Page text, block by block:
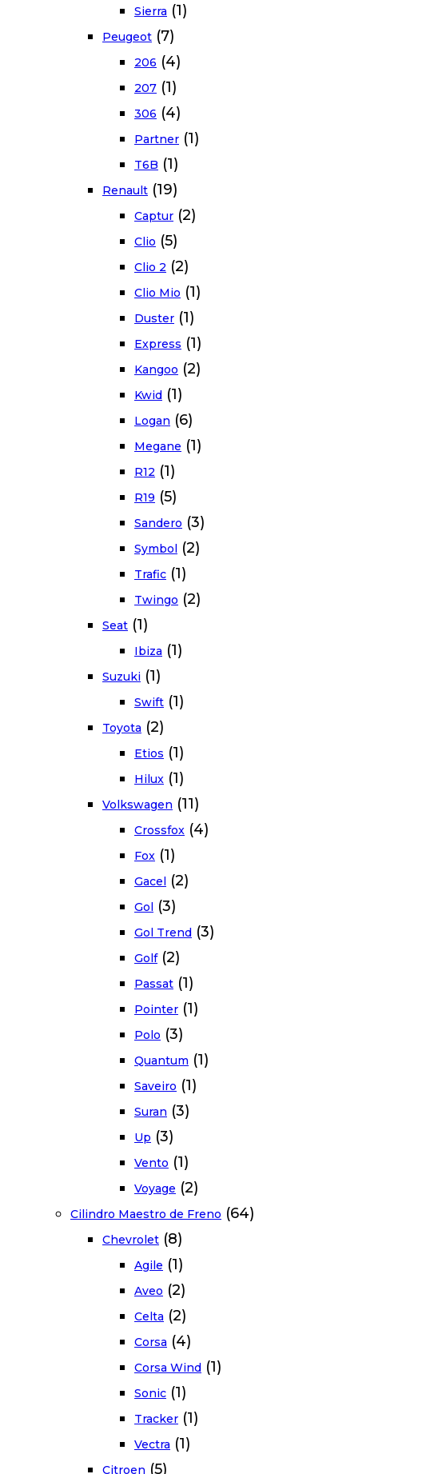
Sierra (1)
Peugeot (7)
206 (4)
207 (1)
306 (4)
Partner (1)
T6B (1)
Renault (19)
Captur (2)
Clio (5)
Clio 2 (2)
Clio Mio (1)
Duster (1)
Express (1)
Kangoo (2)
Kwid (1)
Logan (6)
Megane (1)
R12 (1)
R19 (5)
Sandero (3)
Symbol (2)
Trafic (1)
Twingo (2)
Seat (1)
Ibiza (1)
Suzuki (1)
Swift (1)
Toyota (2)
Etios (1)
Hilux (1)
Volkswagen (11)
Crossfox (4)
Fox (1)
Gacel (2)
Gol (3)
Gol Trend (3)
Golf (2)
Passat (1)
Pointer (1)
Polo (3)
Quantum (1)
Saveiro (1)
Suran (3)
Up (3)
Vento (1)
Voyage (2)
Cilindro Maestro de Freno (64)
Chevrolet (8)
Agile (1)
Aveo (2)
Celta (2)
Corsa (4)
Corsa Wind (1)
Sonic (1)
Tracker (1)
Vectra (1)
Citroen (5)